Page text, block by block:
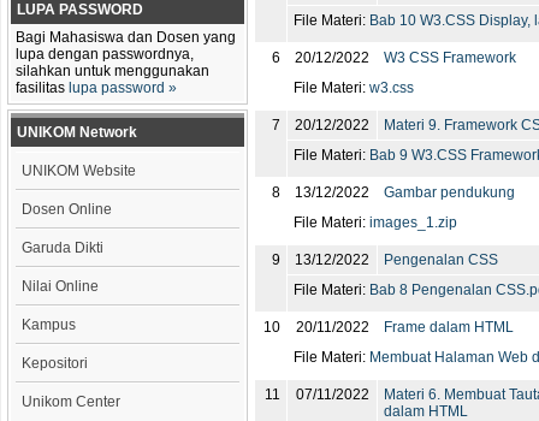
LUPA PASSWORD
Bagi Mahasiswa dan Dosen yang
lupa dengan passwordnya,
silahkan untuk menggunakan
fasilitas lupa password »
UNIKOM Network
UNIKOM Website
Dosen Online
Garuda Dikti
Nilai Online
Kampus
Kepositori
Unikom Center
File Materi: Bab 10 W3.CSS Display,
6 20/12/2022
W3 CSS Framework
File Materi: w3.css
7 20/12/2022
Materi 9. Framework
File Materi: Bab 9 W3.CSS
8 13/12/2022
Gambar pendukung
File Materi: images_1.zip
9 13/12/2022
Pengenalan CSS
File Materi: Bab 8 Pengenalan
10 20/11/2022
Frame dalam HTML
File Materi: Membuat Halaman Web
11 07/11/2022
Materi 6. Membuat
dalam HTML